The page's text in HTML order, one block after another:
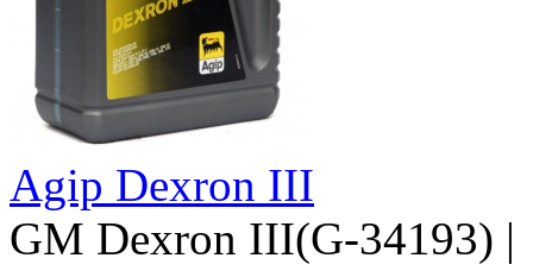
Agip Dexron III
GM Dexron III(G-34193)